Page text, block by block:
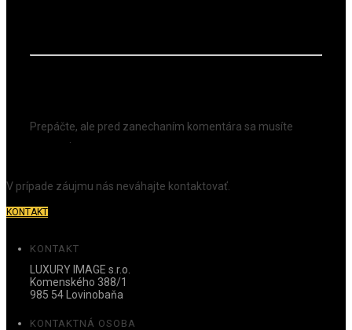
Prepáčte, ale pred zanechaním komentára sa musíte
.
V prípade záujmu nás neváhajte kontaktovať.
KONTAKT
KONTAKT
LUXURY IMAGE s.r.o.
Komenského 388/1
985 54 Lovinobaňa
KONTAKTNÁ OSOBA